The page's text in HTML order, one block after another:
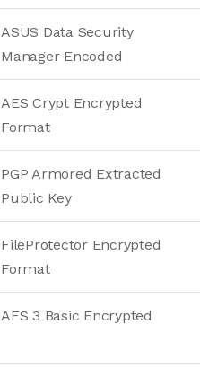
ASUS Data Security
Manager Encoded
AES Crypt Encrypted
Format
PGP Armored Extracted
Public Key
FileProtector Encrypted
Format
AFS 3 Basic Encrypted